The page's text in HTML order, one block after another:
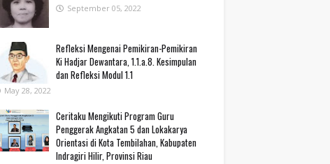
September 05, 2022
Refleksi Mengenai Pemikiran-Pemikiran
Ki Hadjar Dewantara, 1.1.a.8. Kesimpulan
dan Refleksi Modul 1.1
May 28, 2022
Ceritaku Mengikuti Program Guru
Penggerak Angkatan 5 dan Lokakarya
Orientasi di Kota Tembilahan, Kabupaten
Indragiri Hilir, Provinsi Riau